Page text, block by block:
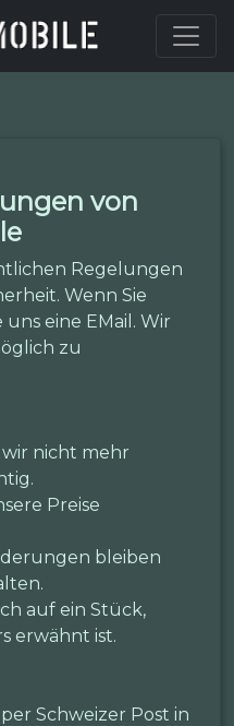
von
Regelungen
Wenn Sie
eine EMail. Wir
zu
wir nicht mehr
Preise
bleiben
auf ein Stück,
erwähnt ist.
Schweizer Post in